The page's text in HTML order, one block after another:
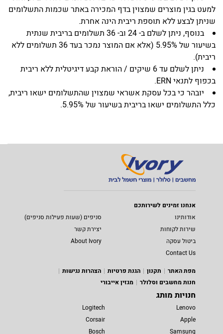
למעט בגין מוצרים שמצוין בדף המכירה באתר שכמות התשלומים
שניתן לבצע ללא תוספת ריבית הינה אחרת.
בנוסף, ניתן לשלם ב- 24 וב- 36 תשלומים בריבית שנתית
בשיעור של 5.95% (אלא אם המוצר נמכר בעד 36 תשלומים ללא
ריבית).
ניתן לשלם עד 6 שיקים / הוראת קבע דיגיטלית ללא ריבית
בכפוף לתנאי ERN.
יובהר כי בכל עסקת אשראי שמצוין שהתשלומים ישאו ריבית,
כלל התשלומים ישאו בריבית בשיעור של 5.95%.
אנחנו זמינים לשירותכם
אודותינו
סניפים (שעות פעילות סניפים)
שירות לקוחות
יצירת קשר
ביטול עסקה
About Ivory
Contact Us
מפת האתר
תקנון הגנת פרטיות
הצהרות נגישות
חנות מחשבים וסלולר
מגזין אייבורי
חנויות מותג
Lenovo
Apple
Samsung
Logitech
Corsair
Bosch